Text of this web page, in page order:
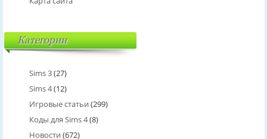
Категории
Sims 3(27)
Sims 4(12)
Игровые статьи (299)
Коды для Sims 4(8)
Новости (672)